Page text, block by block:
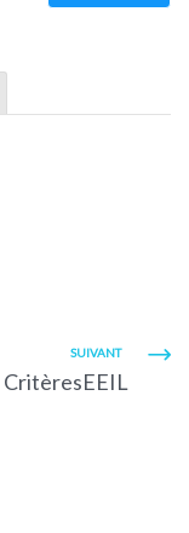
SUIVANT
CritèresEEIL